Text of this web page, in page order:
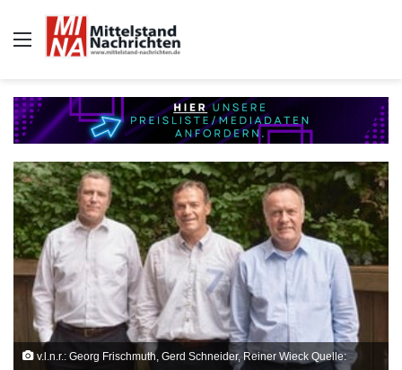
Auswahl
v.l.n.r.: Georg Frischmuth, Gerd Schneider, Reiner Wieck Quelle: